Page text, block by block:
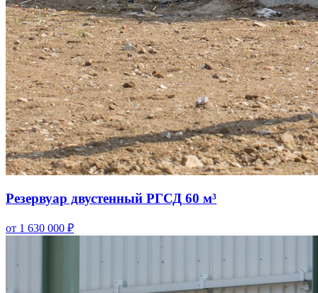
Резервуар двустенный РГСД 60 м³
от 1 630 000 ₽